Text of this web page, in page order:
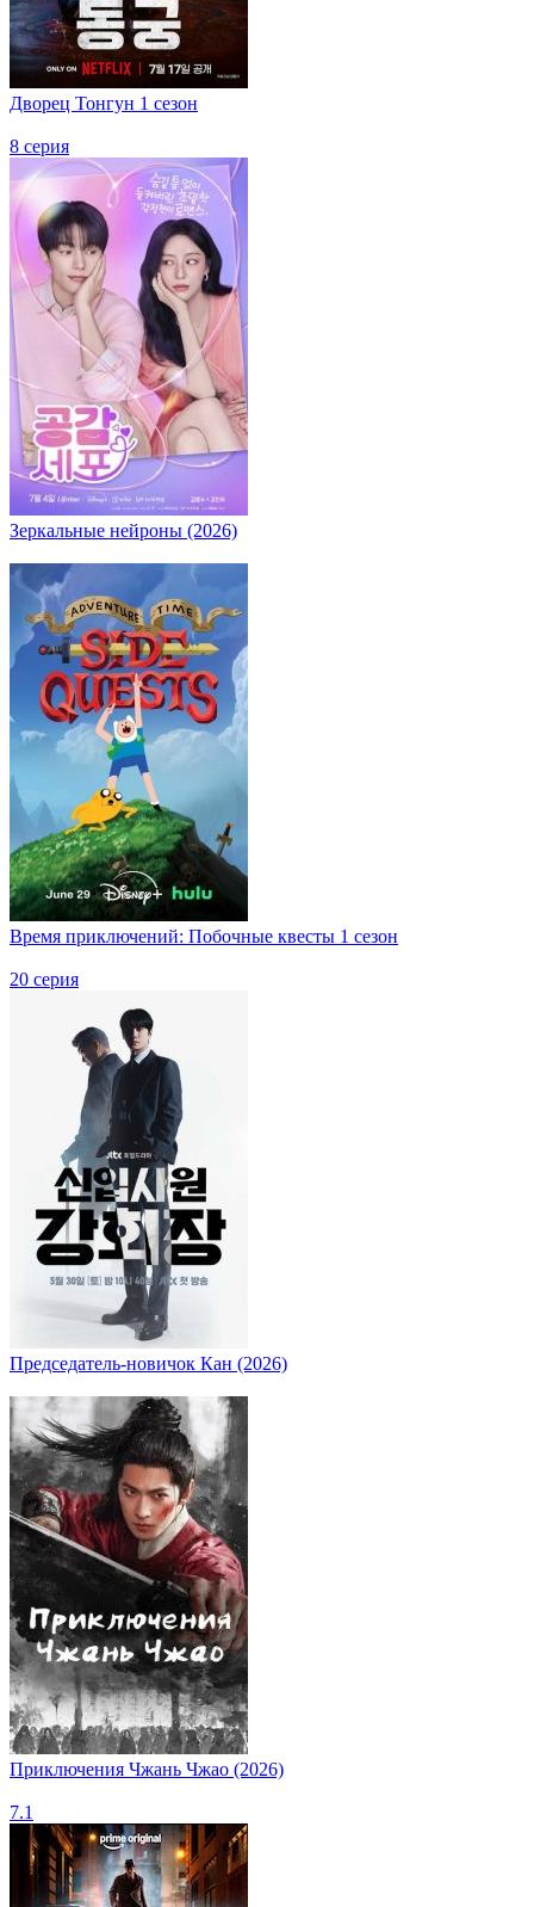
Дворец Тонгун 1 сезон
8 серия
Зеркальные нейроны (2026)
Время приключений: Побочные квесты 1 сезон
20 серия
Председатель-новичок Кан (2026)
Приключения Чжань Чжао (2026)
7.1